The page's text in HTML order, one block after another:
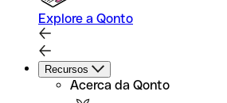
Explore a Qonto
Recursos
Acerca da Qonto